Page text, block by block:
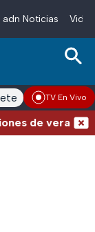
adn Noticias
Radio
TV En Vivo
de verano